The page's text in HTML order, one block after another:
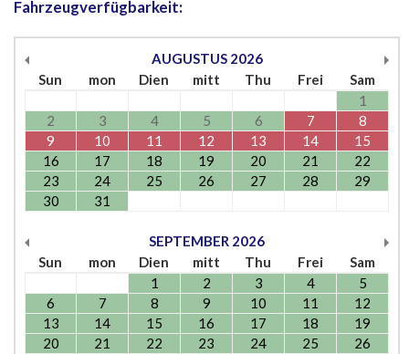
Fahrzeugverfügbarkeit:
AUGUSTUS 2026
Sun
mon Dien mitt Thu Frei
Sam
1
2
3 4 5 6 7
8
9
10 11 12 13 14
15
16
17 18 19 20 21
22
23
24 25 26 27 28
29
30
31
SEPTEMBER 2026
Sun
mon Dien mitt Thu Frei
Sam
1
2 3 4
5
6
7 8 9 10 11
12
13
14 15 16 17 18
19
20
21 22 23 24 25
26